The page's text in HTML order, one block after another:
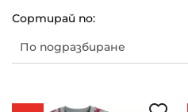
Сортирай по: